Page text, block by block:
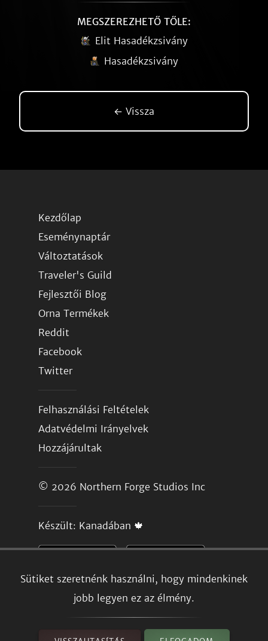
Sütiket szeretnénk használni, hogy mindenkinek
jobb legyen ez az élmény.
MEGSZEREZHETŐ TŐLE:
Elit Hasadékzsivány
Hasadékzsivány
← Vissza
Kezdőlap
Eseménynaptár
Változtatások
Traveler's Guild
Fejlesztői Blog
Orna Termékek
Reddit
Facebook
Twitter
Felhasználási Feltételek
Adatvédelmi Irányelvek
Hozzájárultak
© 2026 Northern Forge Studios Inc
Készült: Kanadában 🍁